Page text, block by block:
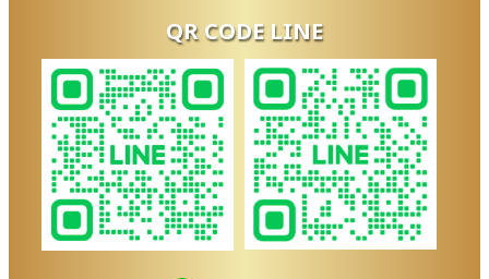
QR CODE LINE